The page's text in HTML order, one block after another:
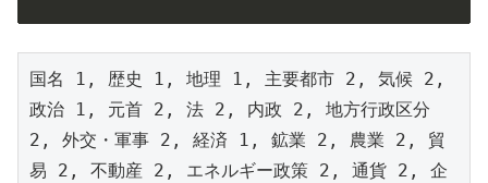
国名 1, 歴史 1, 地理 1, 主要都市 2, 気候 2,
政治 1, 元首 2, 法 2, 内政 2, 地方行政区分
2, 外交・軍事 2, 経済 1, 鉱業 2, 農業 2, 貿
易 2, 不動産 2, エネルギー政策 2, 通貨 2, 企